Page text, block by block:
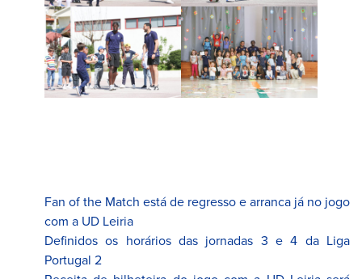
Fan of the Match está de regresso e arranca já no jogo
com a UD Leiria
Definidos os horários das jornadas 3 e 4 da Liga
Portugal 2